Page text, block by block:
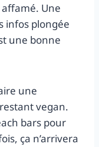
affamé. Une
infos plongée
une bonne
une
vegan.
bars pour
ça n’arrivera